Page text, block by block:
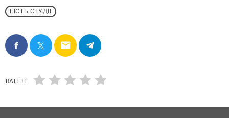
ГІСТЬ СТУДІЇ
email
RATE IT